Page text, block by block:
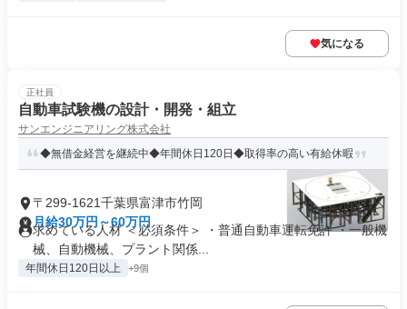
気になる
正社員
自動車試験機の設計・開発・組立
サンエンジニアリング株式会社
◆無借金経営を継続中◆年間休日120日◆取得率の高い有給休暇
〒299-1621千葉県富津市竹岡
月給30万円～60万円
求めている人材 ＜必須条件＞ ・普通自動車運転免許 ・一般機
械、自動機械、プラント関係...
年間休日120日以上 +9個